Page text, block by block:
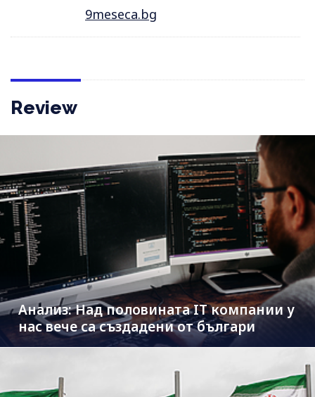
9meseca.bg
Review
Анализ: Над половината IT компании у
нас вече са създадени от българи